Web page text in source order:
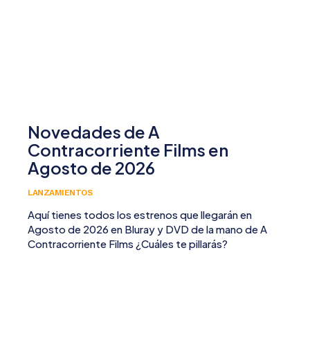
Novedades de A
Contracorriente Films en
Agosto de 2026
LANZAMIENTOS
Aquí tienes todos los estrenos que llegarán en
Agosto de 2026 en Bluray y DVD de la mano de A
Contracorriente Films ¿Cuáles te pillarás?